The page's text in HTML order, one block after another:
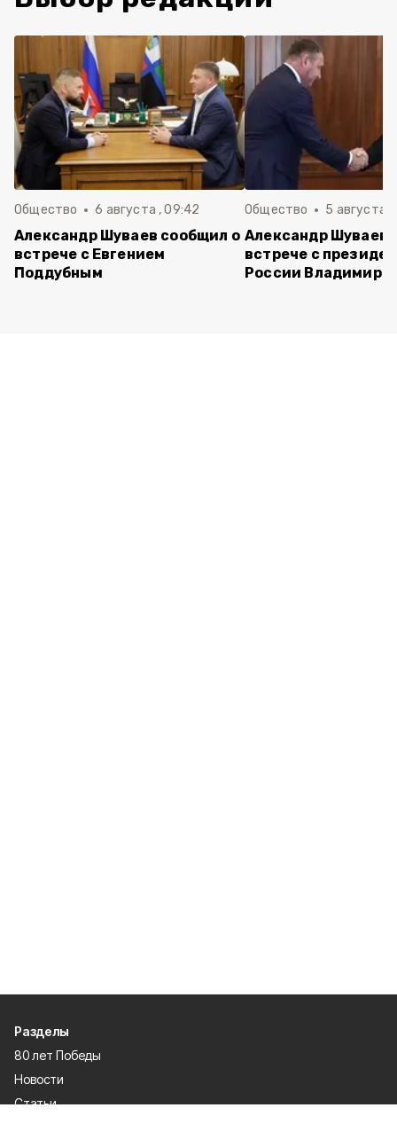
Общество 6 августа , 09:42
Александр Шуваев сообщил о
встрече с Евгением
Поддубным
Общество 5 августа ,
Александр Шуваев
встрече с
России
Разделы
80 лет Победы
Новости
Статьи